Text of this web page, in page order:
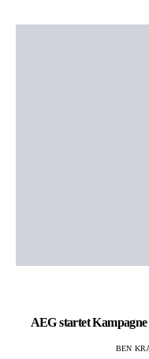
AEG startet
BEN